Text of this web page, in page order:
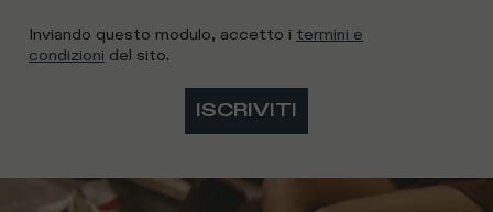
Inviando questo modulo, accetto i termini e
condizioni del sito.
ISCRIVITI